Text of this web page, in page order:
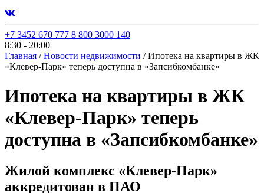
+7 3452 670 777 8 800 3000 140
8:30 - 20:00
Главная / Новости недвижимости / Ипотека на квартиры в ЖК
«Клевер-Парк» теперь доступна в «Запсибкомбанке»
Ипотека на квартиры в ЖК
«Клевер-Парк» теперь
доступна в «Запсибкомбанке»
Жилой комплекс «Клевер-Парк»
аккредитован в ПАО